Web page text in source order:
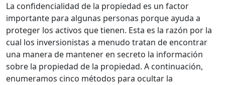
La confidencialidad de la propiedad es un factor
importante para algunas personas porque ayuda a
proteger los activos que tienen. Esta es la razón por la
cual los inversionistas a menudo tratan de encontrar
una manera de mantener en secreto la información
sobre la propiedad de la propiedad. A continuación,
enumeramos cinco métodos para ocultar la